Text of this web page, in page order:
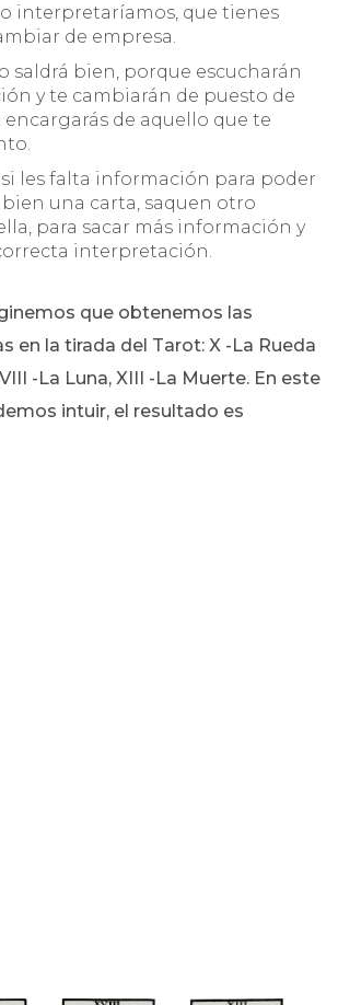
interpretaríamos, que tienes
de empresa.
saldrá bien, porque escucharán
y te cambiarán de puesto de
de aquello que te
si les falta información para poder
una carta, saquen otro
para sacar más información y
interpretación.
que obtenemos las
en la tirada del Tarot: X -La Rueda
-La Luna, XIII -La Muerte. En este
intuir, el resultado es